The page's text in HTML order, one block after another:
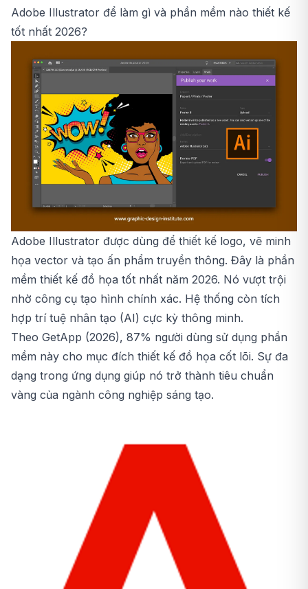
Adobe Illustrator để làm gì và phần mềm nào thiết kế
tốt nhất 2026?
Adobe Illustrator được dùng để thiết kế logo, vẽ minh
họa vector và tạo ấn phẩm truyền thông. Đây là phần
mềm thiết kế đồ họa tốt nhất năm 2026. Nó vượt trội
nhờ công cụ tạo hình chính xác. Hệ thống còn tích
hợp trí tuệ nhân tạo (AI) cực kỳ thông minh.
Theo GetApp (2026), 87% người dùng sử dụng phần
mềm này cho mục đích thiết kế đồ họa cốt lõi. Sự đa
dạng trong ứng dụng giúp nó trở thành tiêu chuẩn
vàng của ngành công nghiệp sáng tạo.